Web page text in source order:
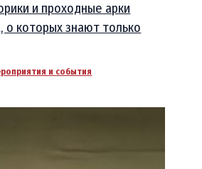
и проходные арки
о которых знают только
и события